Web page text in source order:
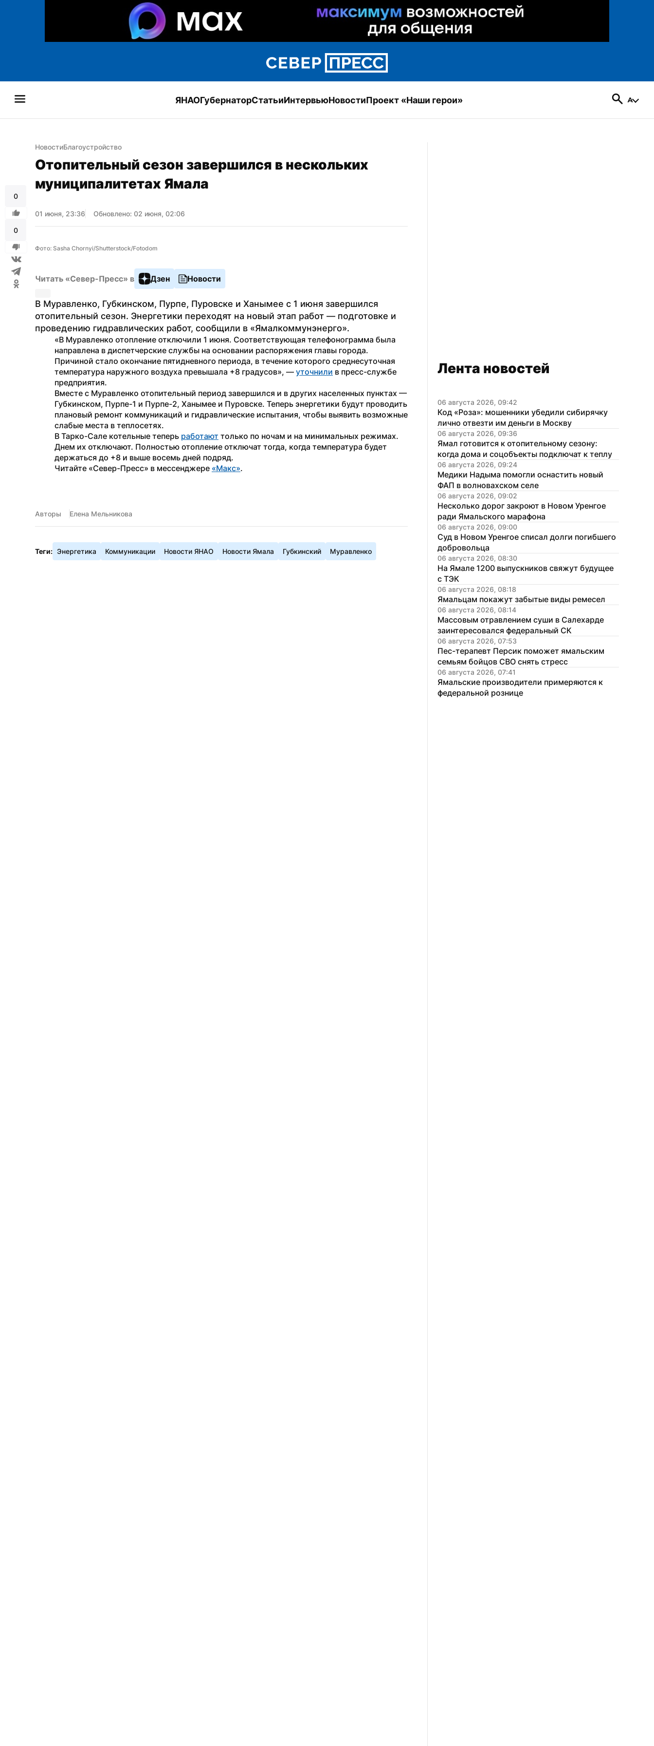
ЯНАОГубернаторСтатьиИнтервьюНовостиПроект «Наши герои»
0
0
НовостиБлагоустройство
Отопительный сезон завершился в нескольких
муниципалитетах Ямала
01 июня, 23:36 Обновлено: 02 июня, 02:06
Фото: Sasha Chornyi/Shutterstock/Fotodom
Читать «Север-Пресс» в Дзен Новости
В Муравленко, Губкинском, Пурпе, Пуровске и Ханымее с 1 июня завершился
отопительный сезон. Энергетики переходят на новый этап работ — подготовке и
проведению гидравлических работ, сообщили в «Ямалкоммунэнерго».
«В Муравленко отопление отключили 1 июня. Соответствующая телефонограмма была
направлена в диспетчерские службы на основании распоряжения главы города.
Причиной стало окончание пятидневного периода, в течение которого среднесуточная
температура наружного воздуха превышала +8 градусов», — уточнили в пресс-службе
предприятия.
Вместе с Муравленко отопительный период завершился и в других населенных пунктах —
Губкинском, Пурпе-1 и Пурпе-2, Ханымее и Пуровске. Теперь энергетики будут проводить
плановый ремонт коммуникаций и гидравлические испытания, чтобы выявить возможные
слабые места в теплосетях.
В Тарко-Сале котельные теперь работают только по ночам и на минимальных режимах.
Днем их отключают. Полностью отопление отключат тогда, когда температура будет
держаться до +8 и выше восемь дней подряд.
Читайте «Север-Пресс» в мессенджере «Макс».
Авторы Елена Мельникова
Теги: Энергетика Коммуникации Новости ЯНАО Новости Ямала Губкинский Муравленко
Лента новостей
06 августа 2026, 09:42
Код «Роза»: мошенники убедили сибирячку
лично отвезти им деньги в Москву
06 августа 2026, 09:36
Ямал готовится к отопительному сезону:
когда дома и соцобъекты подключат к теплу
06 августа 2026, 09:24
Медики Надыма помогли оснастить новый
ФАП в волновахском селе
06 августа 2026, 09:02
Несколько дорог закроют в Новом Уренгое
ради Ямальского марафона
06 августа 2026, 09:00
Суд в Новом Уренгое списал долги погибшего
добровольца
06 августа 2026, 08:30
На Ямале 1200 выпускников свяжут будущее
с ТЭК
06 августа 2026, 08:18
Ямальцам покажут забытые виды ремесел
06 августа 2026, 08:14
Массовым отравлением суши в Салехарде
заинтересовался федеральный СК
06 августа 2026, 07:53
Пес-терапевт Персик поможет ямальским
семьям бойцов СВО снять стресс
06 августа 2026, 07:41
Ямальские производители примеряются к
федеральной рознице